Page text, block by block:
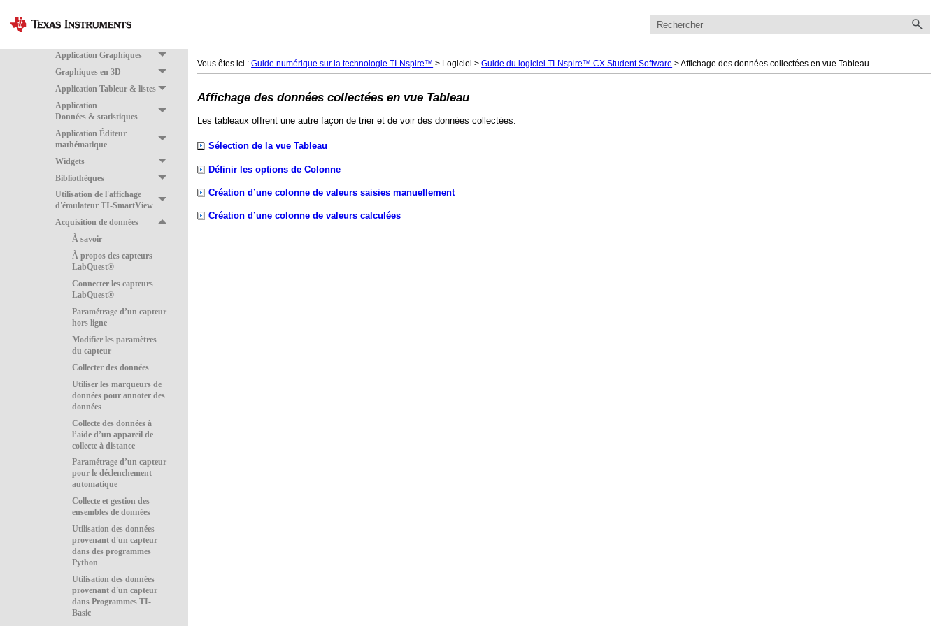
Utilisation des variables
Application Graphiques
Graphiques en 3D
Application Tableur & listes
Application
Données & statistiques
Application Éditeur
mathématique
Widgets
Bibliothèques
Utilisation de l'affichage
d'émulateur TI-SmartView
Acquisition de données
À savoir
À propos des capteurs
LabQuest®
Connecter les capteurs
LabQuest®
Paramétrage d’un capteur
hors ligne
Modifier les paramètres
du capteur
Collecter des données
Utiliser les marqueurs de
données pour annoter des
données
Collecte des données à
l’aide d’un appareil de
collecte à distance
Paramétrage d’un capteur
pour le déclenchement
automatique
Collecte et gestion des
ensembles de données
Utilisation des données
provenant d'un capteur
dans des programmes
Python
Utilisation des données
provenant d'un capteur
dans Programmes TI-
Basic
Vous êtes ici : Guide numérique sur la technologie TI-Nspire™ > Logiciel >Guide du logiciel TI-Nspire™ CX Student Software >Affichage des données collectées en vue Tableau
Affichage des données collectées en vue Tableau
Les tableaux offrent une autre façon de trier et de voir des données collectées.
Sélection de la vue Tableau
Définir les options de Colonne
Création d’une colonne de valeurs saisies manuellement
Création d’une colonne de valeurs calculées